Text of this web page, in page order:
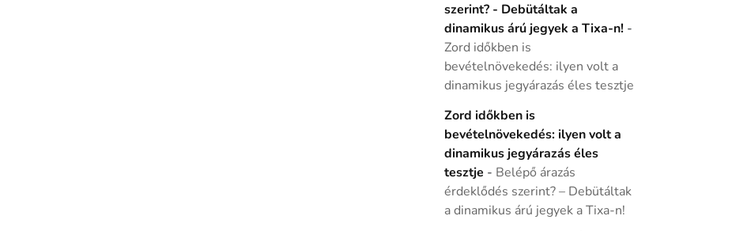
szerint? - Debütáltak a
dinamikus árú jegyek a Tixa-n! -
Zord időkben is
bevételnövekedés: ilyen volt a
dinamikus jegyárazás éles tesztje
Zord időkben is
bevételnövekedés: ilyen volt a
dinamikus jegyárazás éles
tesztje - Belépő árazás
érdeklődés szerint? – Debütáltak
a dinamikus árú jegyek a Tixa-n!